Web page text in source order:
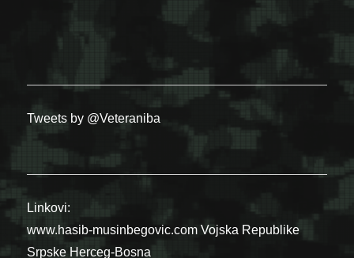
Tweets by @Veteraniba
Linkovi:
www.hasib-musinbegovic.com Vojska Republike
Srpske Herceg-Bosna